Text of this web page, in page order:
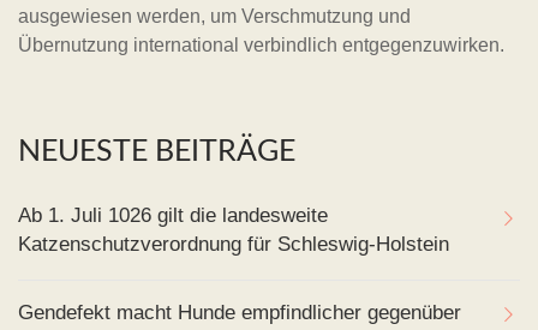
ausgewiesen werden, um Verschmutzung und
Übernutzung international verbindlich entgegenzuwirken.
NEUESTE BEITRÄGE
Ab 1. Juli 1026 gilt die landesweite
Katzenschutzverordnung für Schleswig-Holstein
Gendefekt macht Hunde empfindlicher gegenüber